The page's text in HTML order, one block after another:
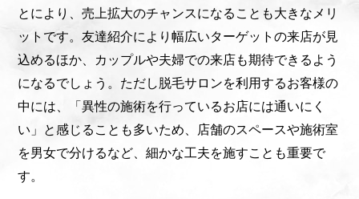
とにより、売上拡大のチャンスになることも大きなメリ
ットです。友達紹介により幅広いターゲットの来店が見
込めるほか、カップルや夫婦での来店も期待できるよう
になるでしょう。ただし脱毛サロンを利用するお客様の
中には、「異性の施術を行っているお店には通いにく
い」と感じることも多いため、店舗のスペースや施術室
を男女で分けるなど、細かな工夫を施すことも重要で
す。